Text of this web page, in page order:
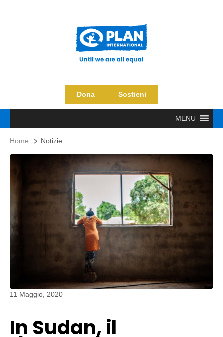
Dona Sostieni
MENU
Home Notizie
11 Maggio, 2020
In Sudan, il